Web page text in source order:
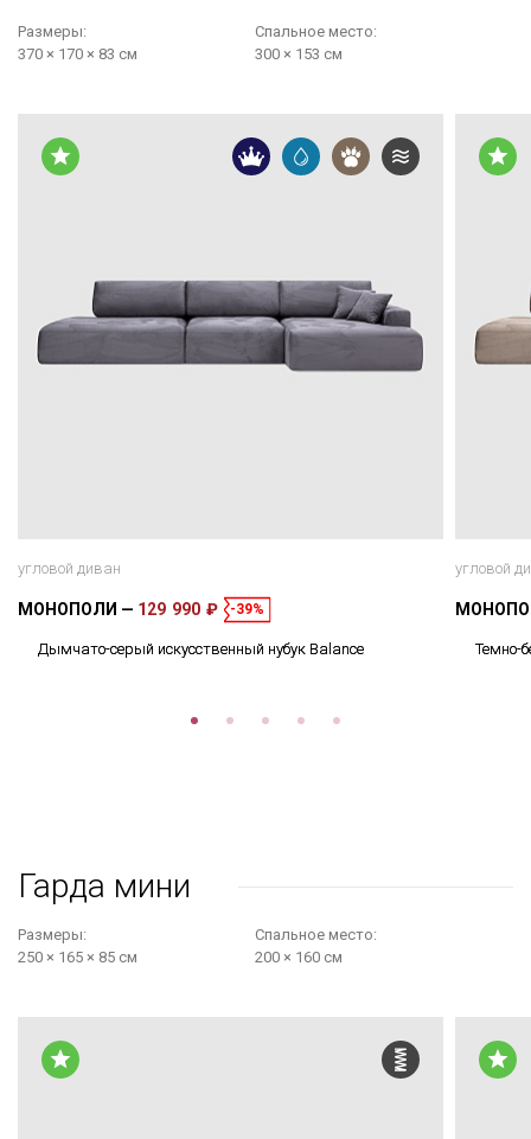
Размеры:
370 × 170 × 83 см
Cпальное место:
300 × 153 см
угловой диван
МОНОПОЛИ 129 990 ₽ -39%
Дымчато-серый искусственный нубук Balance
угловой
Темно-
Гарда мини
Размеры:
250 × 165 × 85 см
Cпальное место:
200 × 160 см